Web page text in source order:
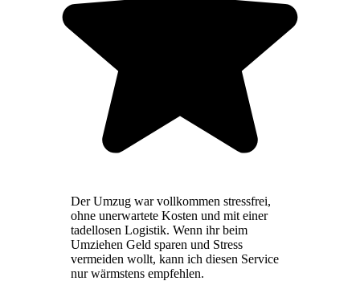
Der Umzug war vollkommen stressfrei,
ohne unerwartete Kosten und mit einer
tadellosen Logistik. Wenn ihr beim
Umziehen Geld sparen und Stress
vermeiden wollt, kann ich diesen Service
nur wärmstens empfehlen.